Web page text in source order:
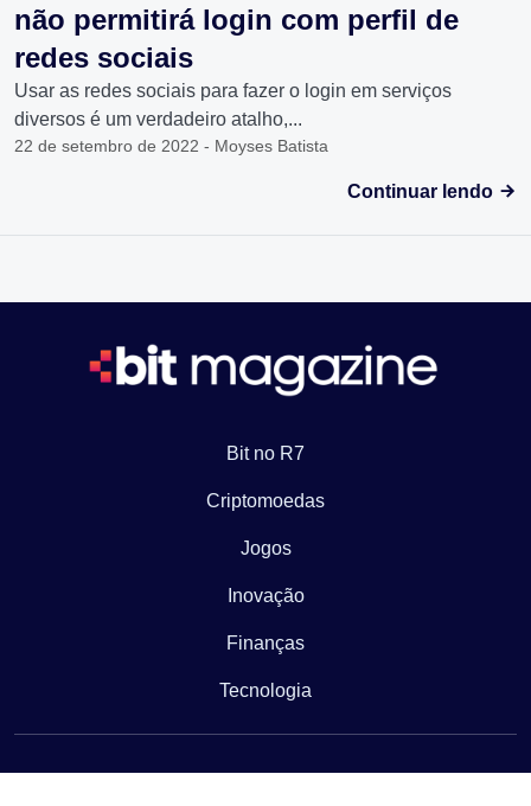
não permitirá login com perfil de
redes sociais
Usar as redes sociais para fazer o login em serviços
diversos é um verdadeiro atalho,...
22 de setembro de 2022 - Moyses Batista
Continuar lendo
Bit no R7
Criptomoedas
Jogos
Inovação
Finanças
Tecnologia